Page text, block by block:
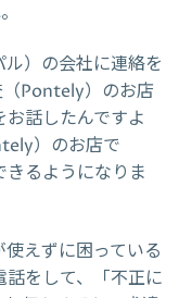
）の会社に連絡を
（Pontely）のお店
話したんですよ
）のお店で
るようになりま
えずに困っている
をして、「不正に